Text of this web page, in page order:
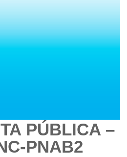
PÚBLICA –
PNAB2